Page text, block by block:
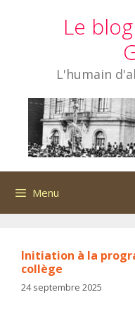
Le
L'humain
Menu
Initiation à la
collège
24 septembre 2025